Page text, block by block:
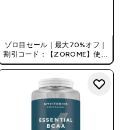
ゾロ目セール｜最大70%オフ｜
割引コード：【ZOROME】使用
で追加10%オフ！